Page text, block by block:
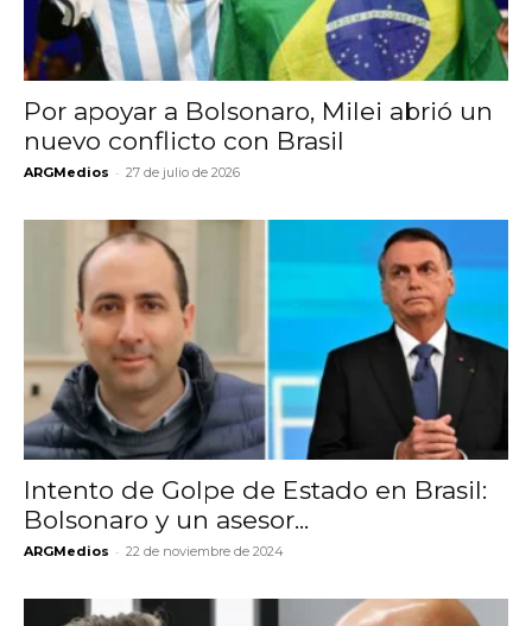
Por apoyar a Bolsonaro, Milei abrió un
nuevo conflicto con Brasil
ARGMedios - 27 de julio de 2026
Intento de Golpe de Estado en Brasil:
Bolsonaro y un asesor...
ARGMedios - 22 de noviembre de 2024